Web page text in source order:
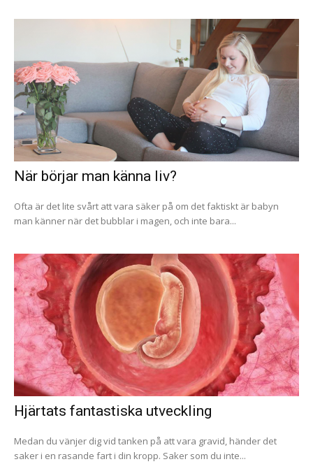
När börjar man känna liv?
Ofta är det lite svårt att vara säker på om det faktiskt är babyn
man känner när det bubblar i magen, och inte bara...
Hjärtats fantastiska utveckling
Medan du vänjer dig vid tanken på att vara gravid, händer det
saker i en rasande fart i din kropp. Saker som du inte...